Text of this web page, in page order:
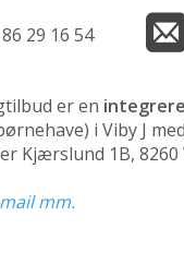
29 16 54
er en
i Viby J
Kjærslund 1B, 8260
mm.